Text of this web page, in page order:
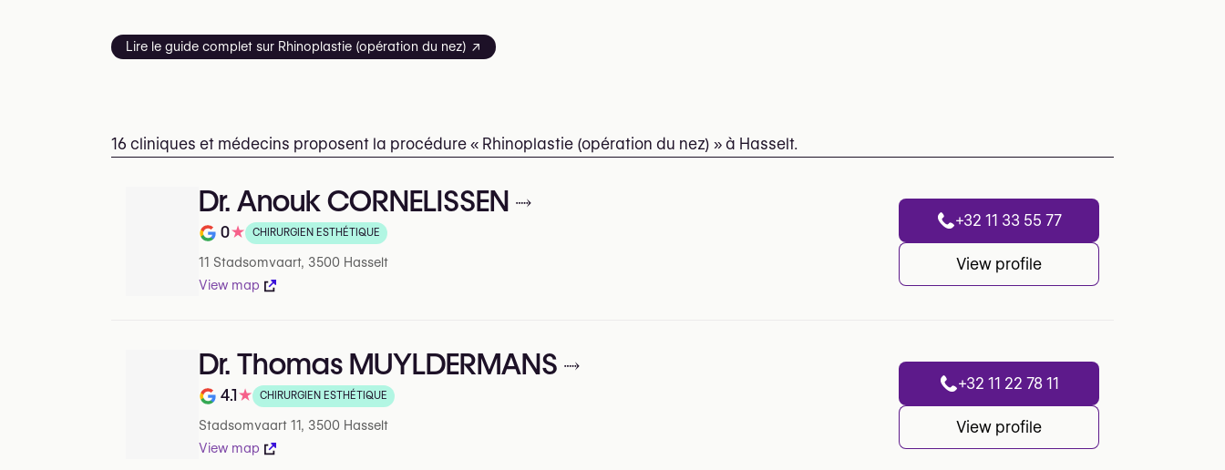
Lire le guide complet sur Rhinoplastie (opération du nez) ↗
16 cliniques et médecins proposent la procédure « Rhinoplastie (opération du nez) » à Hasselt.
Dr. Anouk CORNELISSEN
Note de 0 sur 5 sur Google
0★ CHIRURGIEN ESTHÉTIQUE
11 Stadsomvaart, 3500 Hasselt
View map
+32 11 33 55 77
View profile
Dr. Thomas MUYLDERMANS
Note de 4.1 sur 5 sur Google
4.1 ★ CHIRURGIEN ESTHÉTIQUE
Stadsomvaart 11, 3500 Hasselt
View map
+32 11 22 78 11
View profile